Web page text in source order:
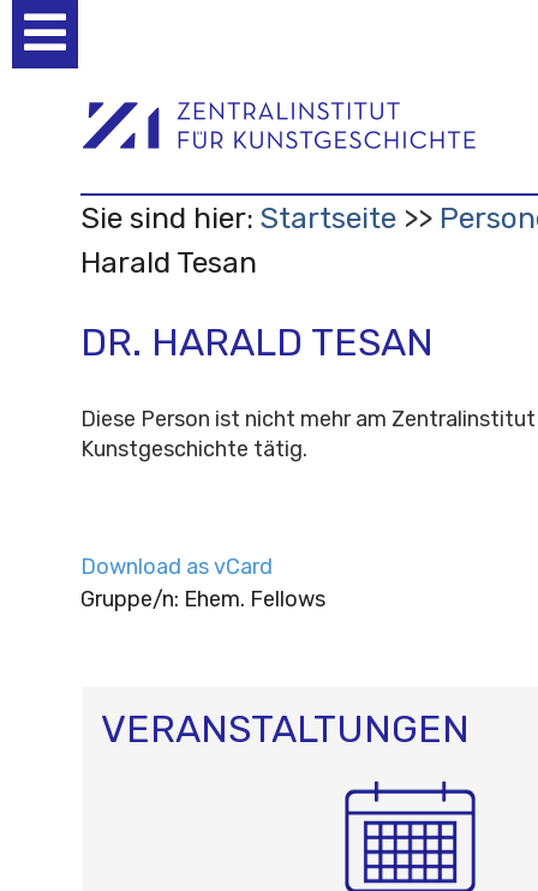
Werkzeuge
Sie sind hier: Startseite
Harald Tesan
DR. HARALD TESAN
Diese Person ist nicht mehr am
Kunstgeschichte tätig.
Download as vCard
Gruppe/n: Ehem. Fellows
VERANSTALTUNGEN